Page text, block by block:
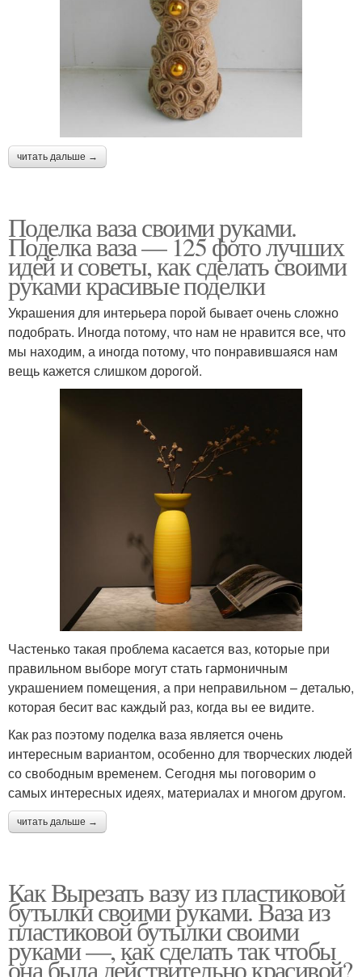
читать дальше →
Поделка ваза своими руками.
Поделка ваза — 125 фото лучших
идей и советы, как сделать своими
руками красивые поделки
Украшения для интерьера порой бывает очень сложно
подобрать. Иногда потому, что нам не нравится все, что
мы находим, а иногда потому, что понравившаяся нам
вещь кажется слишком дорогой.
Частенько такая проблема касается ваз, которые при
правильном выборе могут стать гармоничным
украшением помещения, а при неправильном – деталью,
которая бесит вас каждый раз, когда вы ее видите.
Как раз поэтому поделка ваза является очень
интересным вариантом, особенно для творческих людей
со свободным временем. Сегодня мы поговорим о
самых интересных идеях, материалах и многом другом.
читать дальше →
Как Вырезать вазу из пластиковой
бутылки своими руками. Ваза из
пластиковой бутылки своими
руками —, как сделать так чтобы
она была действительно красивой?